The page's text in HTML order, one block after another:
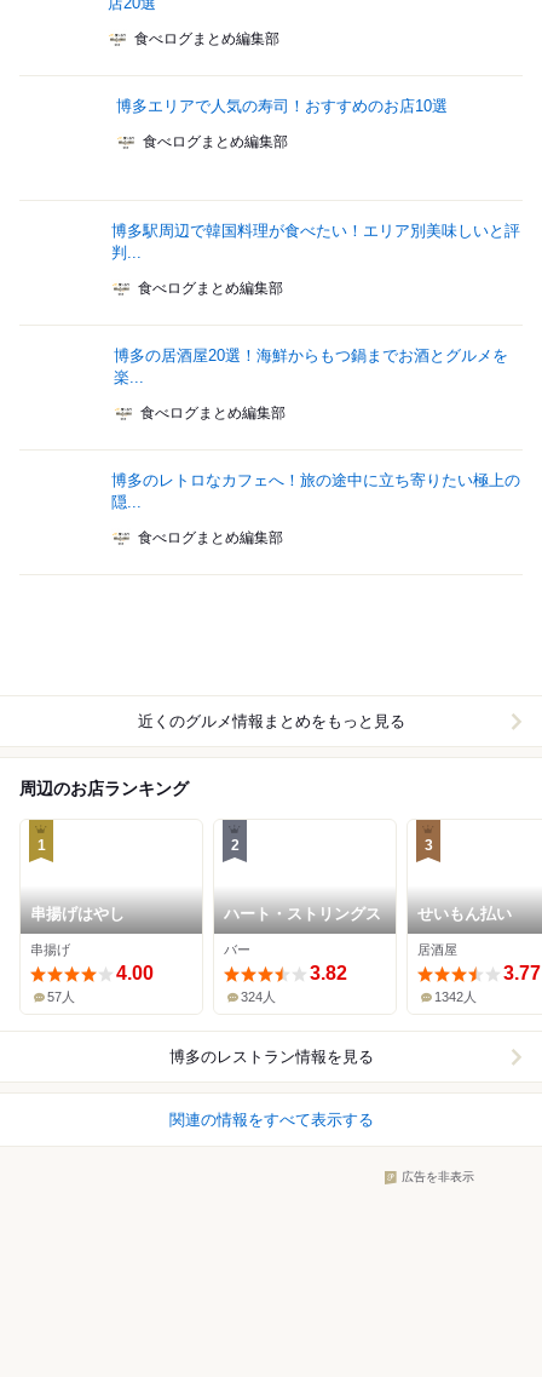
食べログまとめ編集部
博多エリアで人気の寿司！おすすめのお店10選
食べログまとめ編集部
博多駅周辺で韓国料理が食べたい！エリア別美味しいと評
判...
食べログまとめ編集部
博多の居酒屋20選！海鮮からもつ鍋までお酒とグルメを
楽...
食べログまとめ編集部
博多のレトロなカフェへ！旅の途中に立ち寄りたい極上の
隠...
食べログまとめ編集部
近くのグルメ情報まとめをもっと見る
周辺のお店ランキング
1
串揚げはやし
串揚げ
4.00
57人
2
ハート・ストリングス
バー
3.82
324人
3
せいもん払い
居酒屋
3.77
1342人
博多のレストラン情報を見る
関連の情報をすべて表示する
広告を非表示